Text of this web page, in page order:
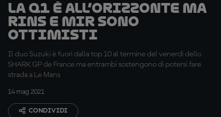
La Q1 è all’orizzonte ma
Rins e Mir sono
ottimisti
Il duo Suzuki è fuori dalla top 10 al termine del venerdì dello
SHARK GP de France ma entrambi sostengono di potersi fare
strada a Le Mans
14 mag 2021
CONDIVIDI